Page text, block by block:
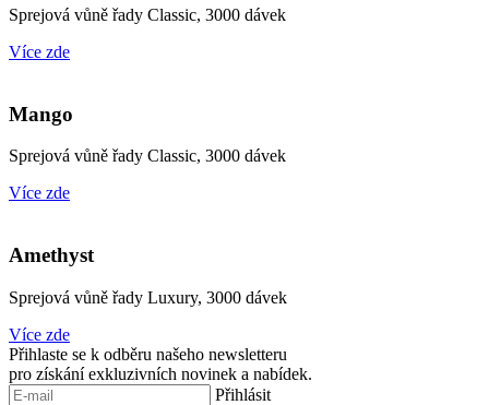
Sprejová vůně řady Classic, 3000 dávek
Více zde
Mango
Sprejová vůně řady Classic, 3000 dávek
Více zde
Amethyst
Sprejová vůně řady Luxury, 3000 dávek
Více zde
Přihlaste se k odběru našeho newsletteru
pro získání exkluzivních novinek a nabídek.
Přihlásit